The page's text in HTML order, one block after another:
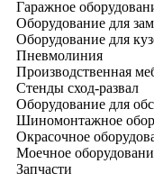
Гаражное
Оборудование для
Оборудование для
Пневмолиния
Производственная
Стенды сход-развал
Оборудование для
Шиномонтажное
Окрасочное
Моечное
Запчасти